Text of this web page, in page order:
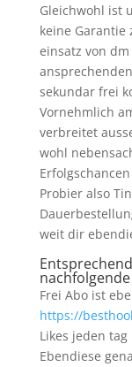
Gleichwohl ist
keine Garantie
einsatz von
sekundar frei
Vornehmlich
verbreitet
wohl
Probier also
weit dir
Frei Abo ist
https://
Likes jeden
Ebendiese